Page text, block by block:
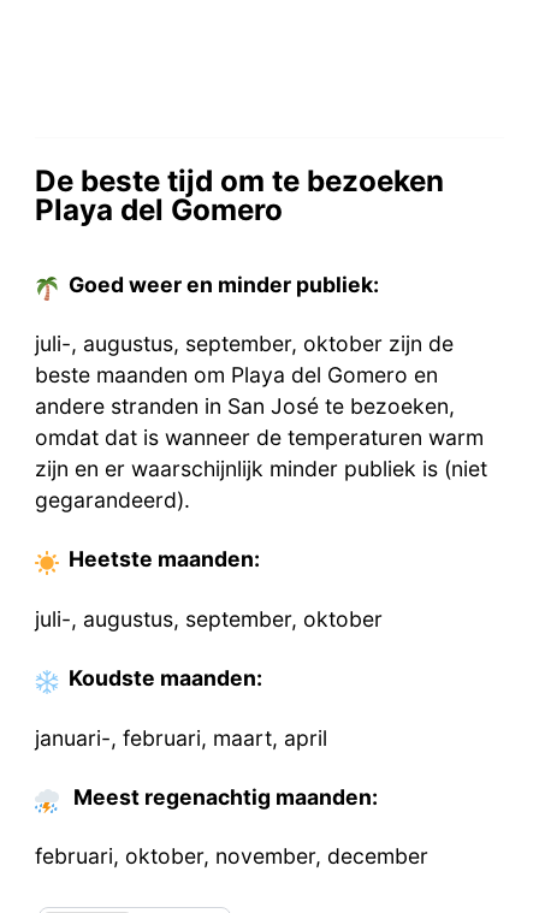
De beste tijd om te bezoeken
Playa del Gomero
Goed weer en minder publiek:
juli-, augustus, september, oktober zijn de
beste maanden om Playa del Gomero en
andere stranden in San José te bezoeken,
omdat dat is wanneer de temperaturen warm
zijn en er waarschijnlijk minder publiek is (niet
gegarandeerd).
Heetste maanden:
juli-, augustus, september, oktober
Koudste maanden:
januari-, februari, maart, april
Meest regenachtig maanden:
februari, oktober, november, december